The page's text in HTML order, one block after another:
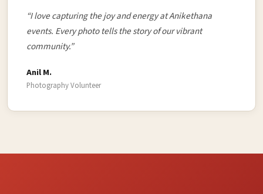
“I love capturing the joy and energy at Anikethana
events. Every photo tells the story of our vibrant
community.”
Anil M.
Photography Volunteer